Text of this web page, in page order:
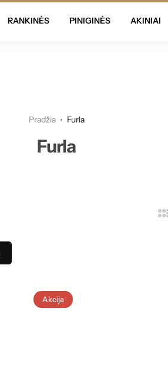
RANKINĖS PINIGINĖS AKINIAI
Pradžia Furla
Furla
Akcija